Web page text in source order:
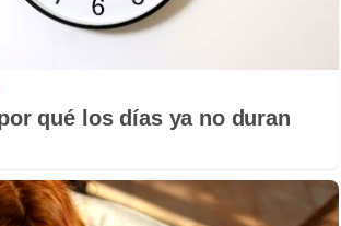
qué los días ya no duran